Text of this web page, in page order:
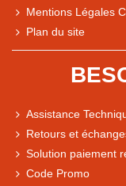
Mentions Légales
Plan du site
Assistance
Retours et
Solution paiement
Code Promo